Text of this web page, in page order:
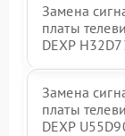
Замена
платы
DEXP
Замена
платы
DEXP